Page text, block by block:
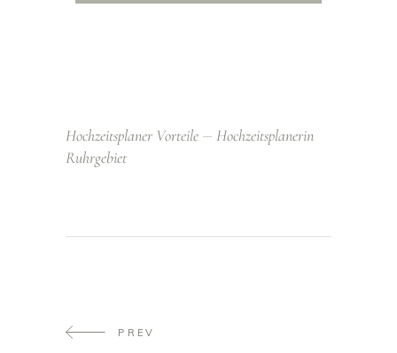
Hochzeitsplaner Vorteile
Hochzeitsplanerin
Ruhrgebiet
PREV